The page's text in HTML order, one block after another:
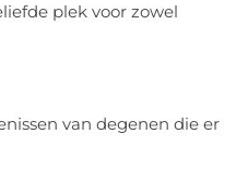
plek voor zowel
van degenen die er